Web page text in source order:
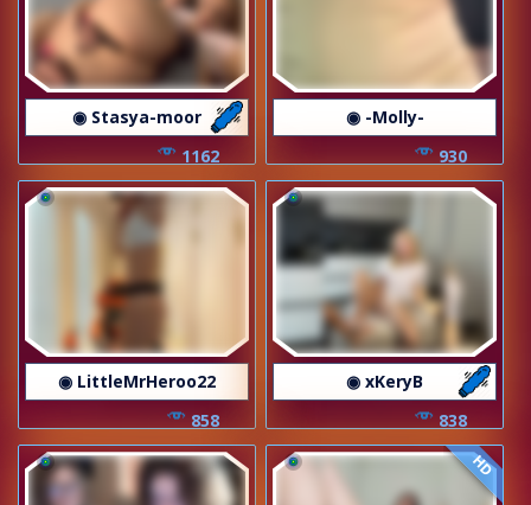
◉ Stasya-moor
1162
◉ -Molly-
930
◉ LittleMrHeroo22
858
◉ xKeryB
838
HD